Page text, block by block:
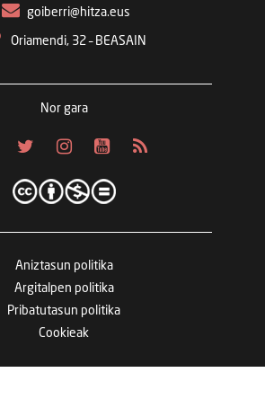
goiberri@hitza.eus
Oriamendi, 32 – BEASAIN
Nor gara
Aniztasun politika
Argitalpen politika
Pribatutasun politika
Cookieak